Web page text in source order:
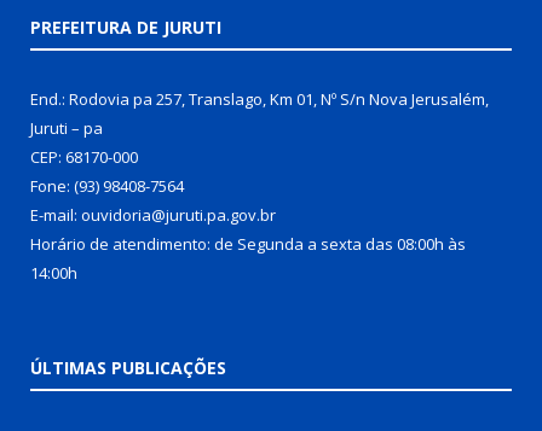
PREFEITURA DE JURUTI
End.: Rodovia pa 257, Translago, Km 01, Nº S/n Nova Jerusalém,
Juruti – pa
CEP: 68170-000
Fone: (93) 98408-7564
E-mail: ouvidoria@juruti.pa.gov.br
Horário de atendimento: de Segunda a sexta das 08:00h às
14:00h
ÚLTIMAS PUBLICAÇÕES